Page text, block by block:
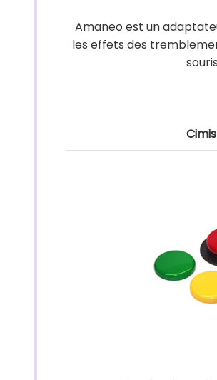
Amaneo est un
les effets des
Cimis